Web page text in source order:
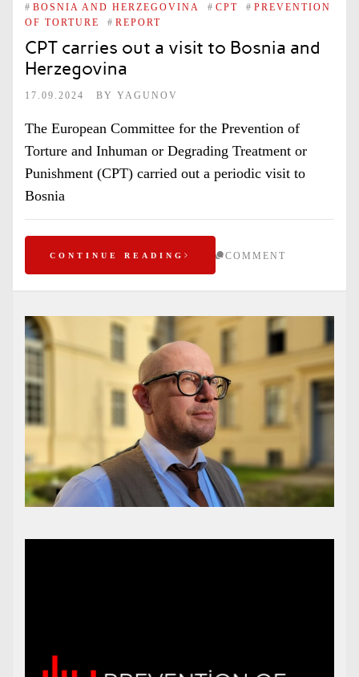
# BOSNIA AND HERZEGOVINA # CPT # PREVENTION
OF TORTURE
# REPORT
CPT carries out a visit to Bosnia and
Herzegovina
17.09.2024 BY YAGUNOV
The European Committee for the Prevention of
Torture and Inhuman or Degrading Treatment or
Punishment (CPT) carried out a periodic visit to
Bosnia
CONTINUE READING COMMENT